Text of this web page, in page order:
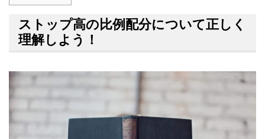
ストップ高の比例配分について正しく
理解しよう！